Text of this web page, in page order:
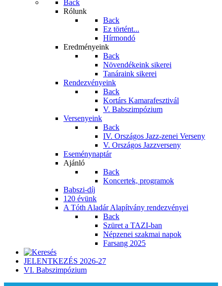
Back
Rólunk
Back
Ez történt...
Hírmondó
Eredményeink
Back
Növendékeink sikerei
Tanáraink sikerei
Rendezvényeink
Back
Kortárs Kamarafesztivál
V. Babszimpózium
Versenyeink
Back
IV. Országos Jazz-zenei Verseny
V. Országos Jazzverseny
Eseménynaptár
Ajánló
Back
Koncertek, programok
Babszi-díj
120 évünk
A Tóth Aladár Alapítvány rendezvényei
Back
Szüret a TAZI-ban
Népzenei szakmai napok
Farsang 2025
JELENTKEZÉS 2026-27
VI. Babszimpózium